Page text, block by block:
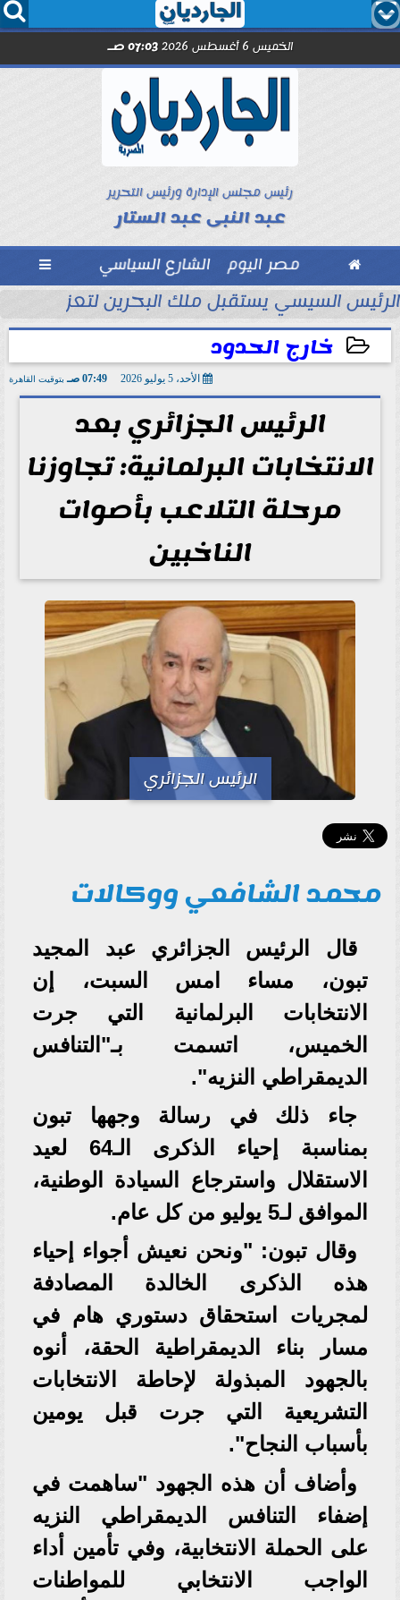
  
الخميس 6 أغسطس 2026 07:03 صـ
رئيس مجلس الإدارة ورئيس التحرير
عبد النبى عبد الستار
 مصر اليوم الشارع السياسي 
السكندري فى الأسبوع الأول
الرئيس السيسي يستقبل ملك البحرين لتعزيز
خارج الحدود
الأحد، 5 يوليو 2026 07:49 صـ بتوقيت القاهرة
الرئيس الجزائري بعد
الانتخابات البرلمانية: تجاوزنا
مرحلة التلاعب بأصوات
الناخبين
الرئيس الجزائري
محمد الشافعي ووكالات
قال الرئيس الجزائري عبد المجيد
تبون، مساء امس السبت، إن
الانتخابات البرلمانية التي جرت
الخميس، اتسمت بـ"التنافس
الديمقراطي النزيه".
جاء ذلك في رسالة وجهها تبون
بمناسبة إحياء الذكرى الـ64 لعيد
الاستقلال واسترجاع السيادة الوطنية،
الموافق لـ5 يوليو من كل عام.
وقال تبون: "ونحن نعيش أجواء إحياء
هذه الذكرى الخالدة المصادفة
لمجريات استحقاق دستوري هام في
مسار بناء الديمقراطية الحقة، أنوه
بالجهود المبذولة لإحاطة الانتخابات
التشريعية التي جرت قبل يومين
بأسباب النجاح".
وأضاف أن هذه الجهود "ساهمت في
إضفاء التنافس الديمقراطي النزيه
على الحملة الانتخابية، وفي تأمين أداء
الواجب الانتخابي للمواطنات